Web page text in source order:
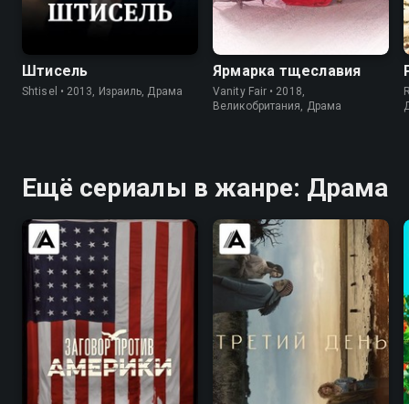
8.2 8.6
Штисель
Shtisel • 2013, Израиль, Драма
7.6 7.2
Ярмарка тщеславия
Vanity Fair • 2018,
Великобритания, Драма
Ещё сериалы в жанре: Драма